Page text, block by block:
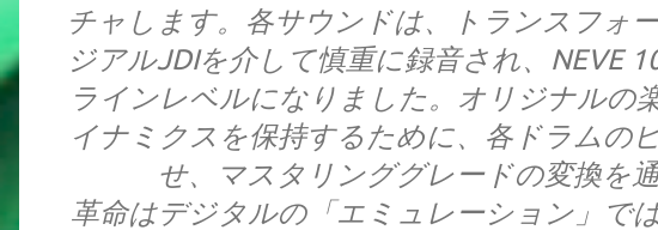
チャします。各サウンドは、トランスフォ
ジアルJDIを介して慎重に録音され、NEVE
ラインレベルになりました。オリジナルの
イナミクスを保持するために、各ドラムの
せ、マスタリンググレードの変換を
革命はデジタルの「エミュレーション」で